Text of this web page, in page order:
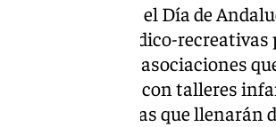
celebrará el Día de
de actividades lúdico-
las muchas asociaciones
Así el 28F contará con talleres
de otras iniciativas que